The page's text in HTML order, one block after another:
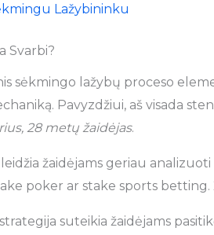
Lažybininku
Svarbi?
sėkmingo lažybų proceso
Pavyzdžiui, aš visada
28 metų žaidėjas.
žaidėjams geriau
poker ar stake sports
suteikia žaidėjams